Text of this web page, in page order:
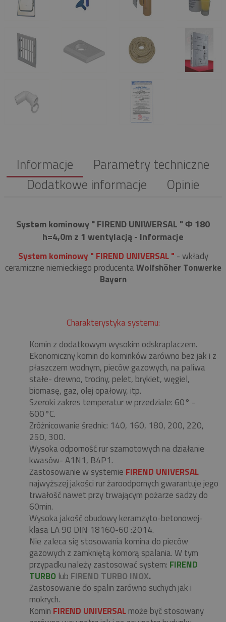
Informacje
Parametry techniczne
Dodatkowe informacje
Opinie
System kominowy " FIREND UNIWERSAL " Φ 180
h=4,0m z 1 wentylacją - Informacje
System kominowy " FIREND UNIVERSAL " - wkłady
ceramiczne niemieckiego producentaWolfshöher Tonwerke
Bayern
Charakterystyka systemu:
Komin z dodatkowym wysokim odskraplaczem.
Ekonomiczny komin do kominków zarówno bez jak i z
płaszczem wodnym, pieców gazowych, na paliwa
stałe- drewno, trociny, pelet, brykiet, węgiel,
biomasę, gaz, olej opałowy, itp.
Szeroki zakres temperatur w przedziale: 60° -
600°C.
Zróżnicowanie średnic: 140, 160, 180, 200, 220,
250, 300.
Wysoka odporność rur szamotowych na działanie
kwasów- A1N1, B4P1.
Zastosowanie w systemie FIREND UNIVERSAL
najwyższej jakości rur żaroodpornych gwarantuje jego
trwałość nawet przy trwającym pożarze sadzy do
60min.
Wysoka jakość obudowy keramzyto-betonowej-
klasa LA 90 DIN 18160-60 :2014.
Nie zaleca się stosowania komina do pieców
gazowych z zamkniętą komorą spalania. W tym
przypadku należy zastosować system: FIREND
TURBO lub FIREND TURBO INOX.
Zastosowanie do spalin zarówno suchych jak i
mokrych.
Komin FIREND UNIVERSALmoże być stosowany